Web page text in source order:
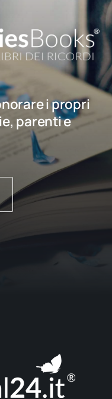
i propri
parenti e